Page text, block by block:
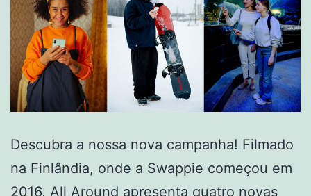
Descubra a nossa nova campanha! Filmado
na Finlândia, onde a Swappie começou em
2016, All Around apresenta quatro novas